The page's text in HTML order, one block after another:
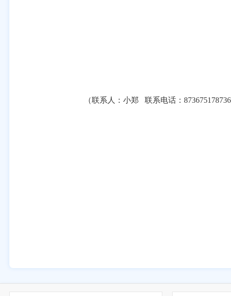
（联系人： 小郑 联系电话： 87367517